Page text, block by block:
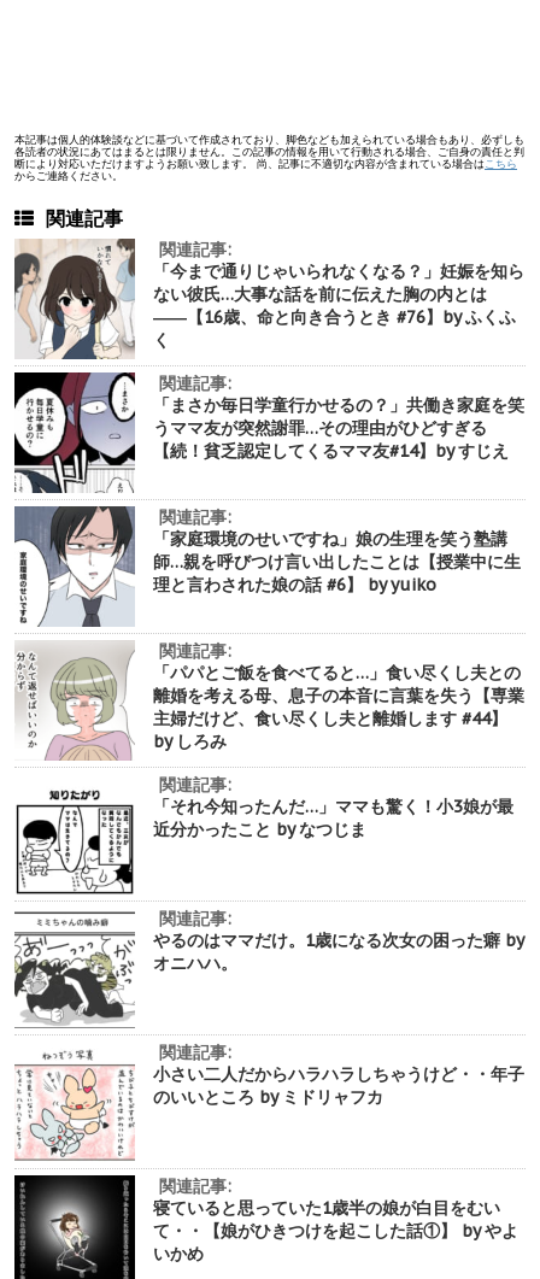
本記事は個人的体験談などに基づいて作成されており、脚色なども加えられている場合もあり、必ずしも
各読者の状況にあてはまるとは限りません。この記事の情報を用いて行動される場合、ご自身の責任と判
断により対応いただけますようお願い致します。 尚、記事に不適切な内容が含まれている場合は こちら
からご連絡ください。
関連記事
関連記事:
「今まで通りじゃいられなくなる？」妊娠を知ら
ない彼氏…大事な話を前に伝えた胸の内とは
――【16歳、命と向き合うとき #76】by ふくふ
く
関連記事:
「まさか毎日学童行かせるの？」共働き家庭を笑
うママ友が突然謝罪…その理由がひどすぎる
【続！貧乏認定してくるママ友#14】by すじえ
関連記事:
「家庭環境のせいですね」娘の生理を笑う塾講
師…親を呼びつけ言い出したことは【授業中に生
理と言わされた娘の話 #6】 by yuiko
関連記事:
「パパとご飯を食べてると…」食い尽くし夫との
離婚を考える母、息子の本音に言葉を失う【専業
主婦だけど、食い尽くし夫と離婚します #44】
by しろみ
関連記事:
「それ今知ったんだ…」ママも驚く！小3娘が最
近分かったこと by なつじま
関連記事:
やるのはママだけ。1歳になる次女の困った癖 by
オニハハ。
関連記事:
小さい二人だからハラハラしちゃうけど・・年子
のいいところ by ミドリャフカ
関連記事:
寝ていると思っていた1歳半の娘が白目をむい
て・・【娘がひきつけを起こした話①】 by やよ
いかめ